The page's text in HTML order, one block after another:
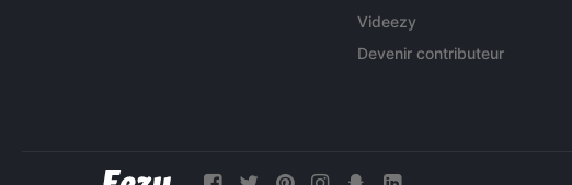
Videezy
Devenir contributeur